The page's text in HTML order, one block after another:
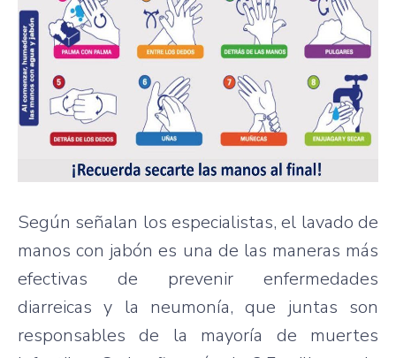
Según señalan los especialistas, el lavado de
manos con jabón es una de las maneras más
efectivas de prevenir enfermedades
diarreicas y la neumonía, que juntas son
responsables de la mayoría de muertes